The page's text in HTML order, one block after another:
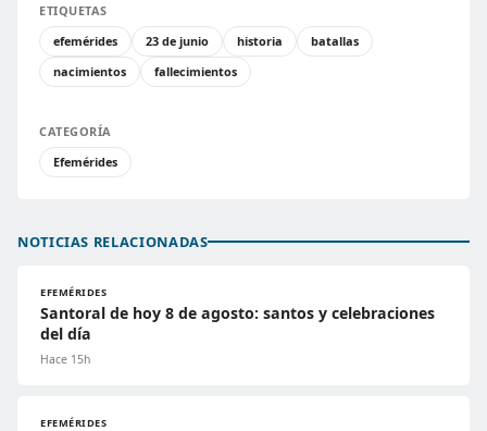
ETIQUETAS
efemérides
23 de junio historia
batallas
nacimientos
fallecimientos
CATEGORÍA
Efemérides
NOTICIAS RELACIONADAS
EFEMÉRIDES
Santoral de hoy 8 de agosto: santos y celebraciones
del día
Hace 15h
EFEMÉRIDES